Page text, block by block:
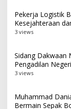
Pekerja Logistik
Kesejahteraan
3 views
Sidang Dakwaan
Pengadilan
3 views
Muhammad
Bermain Sepak